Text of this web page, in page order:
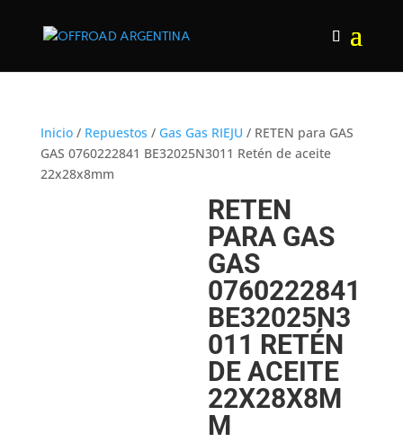
Inicio/ Repuestos / Gas Gas RIEJU / RETEN para GAS
GAS 0760222841 BE32025N3011 Retén de aceite
22x28x8mm
RETEN
PARA GAS
GAS
0760222841
BE32025N3
011 RETÉN
DE ACEITE
22X28X8M
M